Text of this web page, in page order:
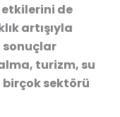
etkilerini de
artışıyla
sonuçlar
turizm, su
sektörü